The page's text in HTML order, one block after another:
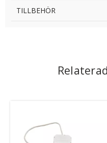
TILLBEHÖR